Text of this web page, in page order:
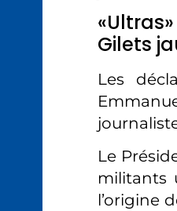
Gilets
Les
Le
militants
l’origine